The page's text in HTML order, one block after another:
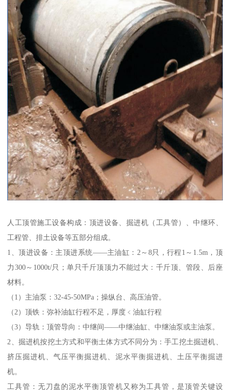
人工顶管施工设备构成：顶进设备、掘进机（工具管）、中继环、
工程管、排土设备等五部分组成。
1、顶进设备：主顶进系统——主油缸：2～8只，行程1～1.5m，顶
力300～1000t/只；单只千斤顶顶力不能过大：千斤顶、管段、后座
材料。
（1）主油泵：32-45-50MPa；操纵台、高压油管。
（2）顶铁：弥补油缸行程不足，厚度﹤油缸行程
（3）导轨：顶管导向：中继间——中继油缸、中继油泵或主油泵。
2、掘进机按挖土方式和平衡土体方式不同分为：手工挖土掘进机、
挤压掘进机、气压平衡掘进机、泥水平衡掘进机、土压平衡掘进
机。
工具管：无刀盘的泥水平衡顶管机又称为工具管，是顶管关键设